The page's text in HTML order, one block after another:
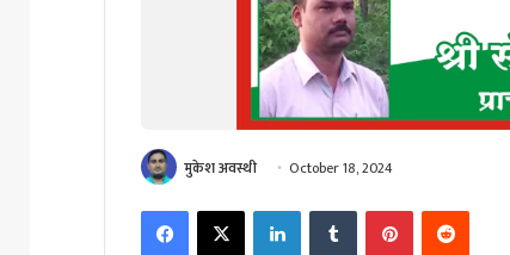
मुकेश अवस्थी October 18, 2024
FacebookX LinkedInTumblr PinterestReddit